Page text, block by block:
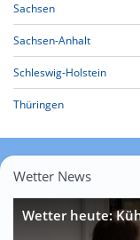
Sachsen
Sachsen-Anhalt
Schleswig-Holstein
Thüringen
Wetter News
Wetter heute: